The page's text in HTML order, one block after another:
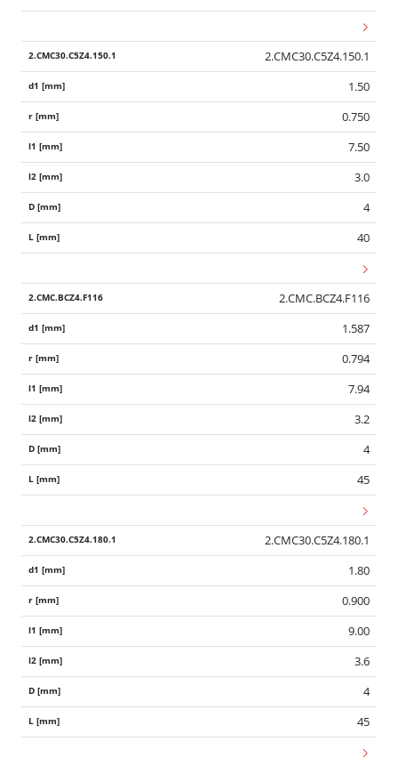
2.CMC30.C5Z4.150.1
1.50
0.750
7.50
3.0
4
40
2.CMC.BCZ4.F116
1.587
0.794
7.94
3.2
4
45
2.CMC30.C5Z4.180.1
1.80
0.900
9.00
3.6
4
45